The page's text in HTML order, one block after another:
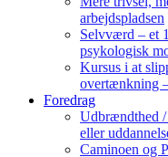
arbejdspladsen
Selvværd – et
psykologisk
Kursus i at
overtænkning
Foredrag
Udbrændthed /
eller
Caminoen og